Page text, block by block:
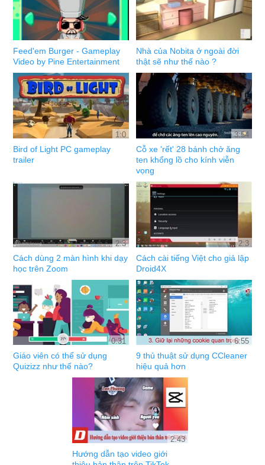
Feed'em Burger - Gameplay
Video by Pine Entertainment
Nhà của Nobita ở ngoài đời
thật sẽ như thế nào ?
1:0
Bird of Light PC gameplay
trailer
3:54
Cỗ xe 'rết' 28 bánh chở ăng
ten khổng lồ cho kính viễn
vọng
2:3
Cách dùng 2 màn hình khi dạy
học trên Zoom
2:3
Cách cài tiếng Việt cho giả lập
Droid4X
0:31
Giáo viên có thể sử dụng
Quizizz như thế nào?
6:55
9 thủ thuật sử dụng CCleaner
hiệu quả hơn
2:43
Hướng dẫn tạo video giới